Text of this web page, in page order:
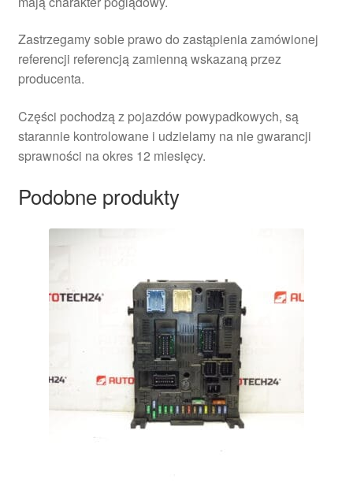
Zastrzegamy sobie prawo do zastąpienia zamówionej
referencji referencją zamienną wskazaną przez
producenta.
Części pochodzą z pojazdów powypadkowych, są
starannie kontrolowane i udzielamy na nie gwarancji
sprawności na okres 12 miesięcy.
Podobne produkty